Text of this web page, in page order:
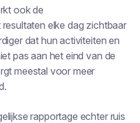
ook de
elke dag zichtbaar
dat hun activiteiten en
pas aan het eind van de
meestal voor meer
rapportage echter ruis